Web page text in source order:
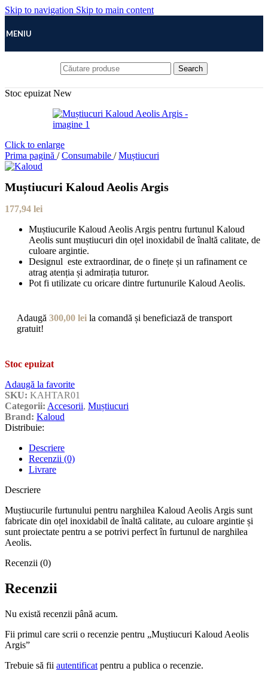
Skip to navigation Skip to main content
MENIU
Search
Stoc epuizat New
Click to enlarge
Prima pagină / Consumabile / Muștiucuri
Muștiucuri Kaloud Aeolis Argis
177,94 lei
Muștiucurile Kaloud Aeolis Argis pentru furtunul Kaloud
Aeolis sunt muștiucuri din oțel inoxidabil de înaltă calitate, de
culoare argintie.
Designul este extraordinar, de o finețe și un rafinament ce
atrag atenția și admirația tuturor.
Pot fi utilizate cu oricare dintre furtunurile Kaloud Aeolis.
Adaugă 300,00 lei la comandă și beneficiază de transport
gratuit!
Stoc epuizat
Adaugă la favorite
SKU: KAHTAR01
Categorii: Accesorii, Muștiucuri
Brand: Kaloud
Distribuie:
Descriere
Recenzii (0)
Livrare
Descriere
Muștiucurile furtunului pentru narghilea Kaloud Aeolis Argis sunt
fabricate din oțel inoxidabil de înaltă calitate, au culoare argintie și
sunt proiectate pentru a se potrivi perfect în furtunul de narghilea
Aeolis.
Recenzii (0)
Recenzii
Nu există recenzii până acum.
Fii primul care scrii o recenzie pentru „Muștiucuri Kaloud Aeolis
Argis”
Trebuie să fii autentificat pentru a publica o recenzie.